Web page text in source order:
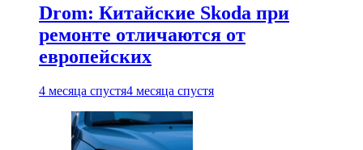
Drom: Китайские Skoda при
ремонте отличаются от
европейских
4 месяца спустя4 месяца спустя